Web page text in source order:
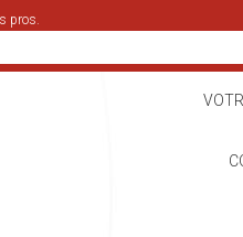
pros.